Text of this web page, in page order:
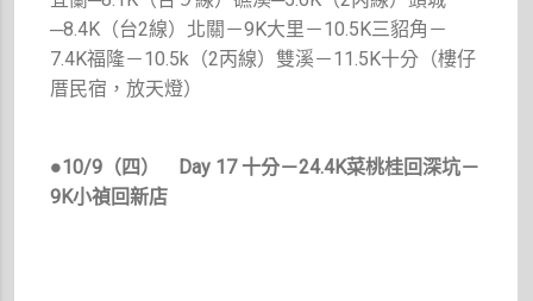
─8.4K（台2線）北關－9K大里－10.5K三貂角－
7.4K福隆－10.5k（2丙線）雙溪－11.5K十分（樓仔
厝民宿，放天燈）
●10/9（四） Day 17 十分－24.4K菜桃桂回深坑－
9K小禎回新店